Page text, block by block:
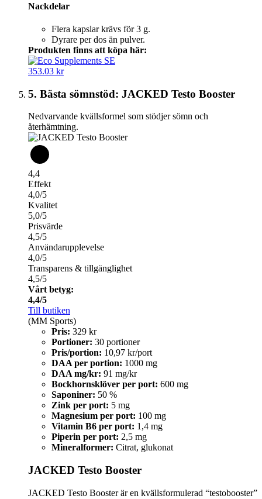
Nackdelar
Flera kapslar krävs för 3 g.
Dyrare per dos än pulver.
Produkten finns att köpa här:
353.03 kr
5. Bästa sömnstöd: JACKED Testo Booster
Nedvarvande kvällsformel som stödjer sömn och
återhämtning.
4,4
Effekt
4,0/5
Kvalitet
5,0/5
Prisvärde
4,5/5
Användarupplevelse
4,0/5
Transparens & tillgänglighet
4,5/5
Vårt betyg:
4,4/5
Till butiken
(MM Sports)
Pris: 329 kr
Portioner: 30 portioner
Pris/portion: 10,97 kr/port
DAA per portion: 1000 mg
DAA mg/kr: 91 mg/kr
Bockhornsklöver per port: 600 mg
Saponiner: 50 %
Zink per port: 5 mg
Magnesium per port: 100 mg
Vitamin B6 per port: 1,4 mg
Piperin per port: 2,5 mg
Mineralformer: Citrat, glukonat
JACKED Testo Booster
JACKED Testo Booster är en kvällsformulerad “testobooster”